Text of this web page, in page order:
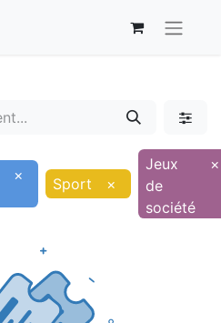
× Sport ×
Jeux
de
société
×